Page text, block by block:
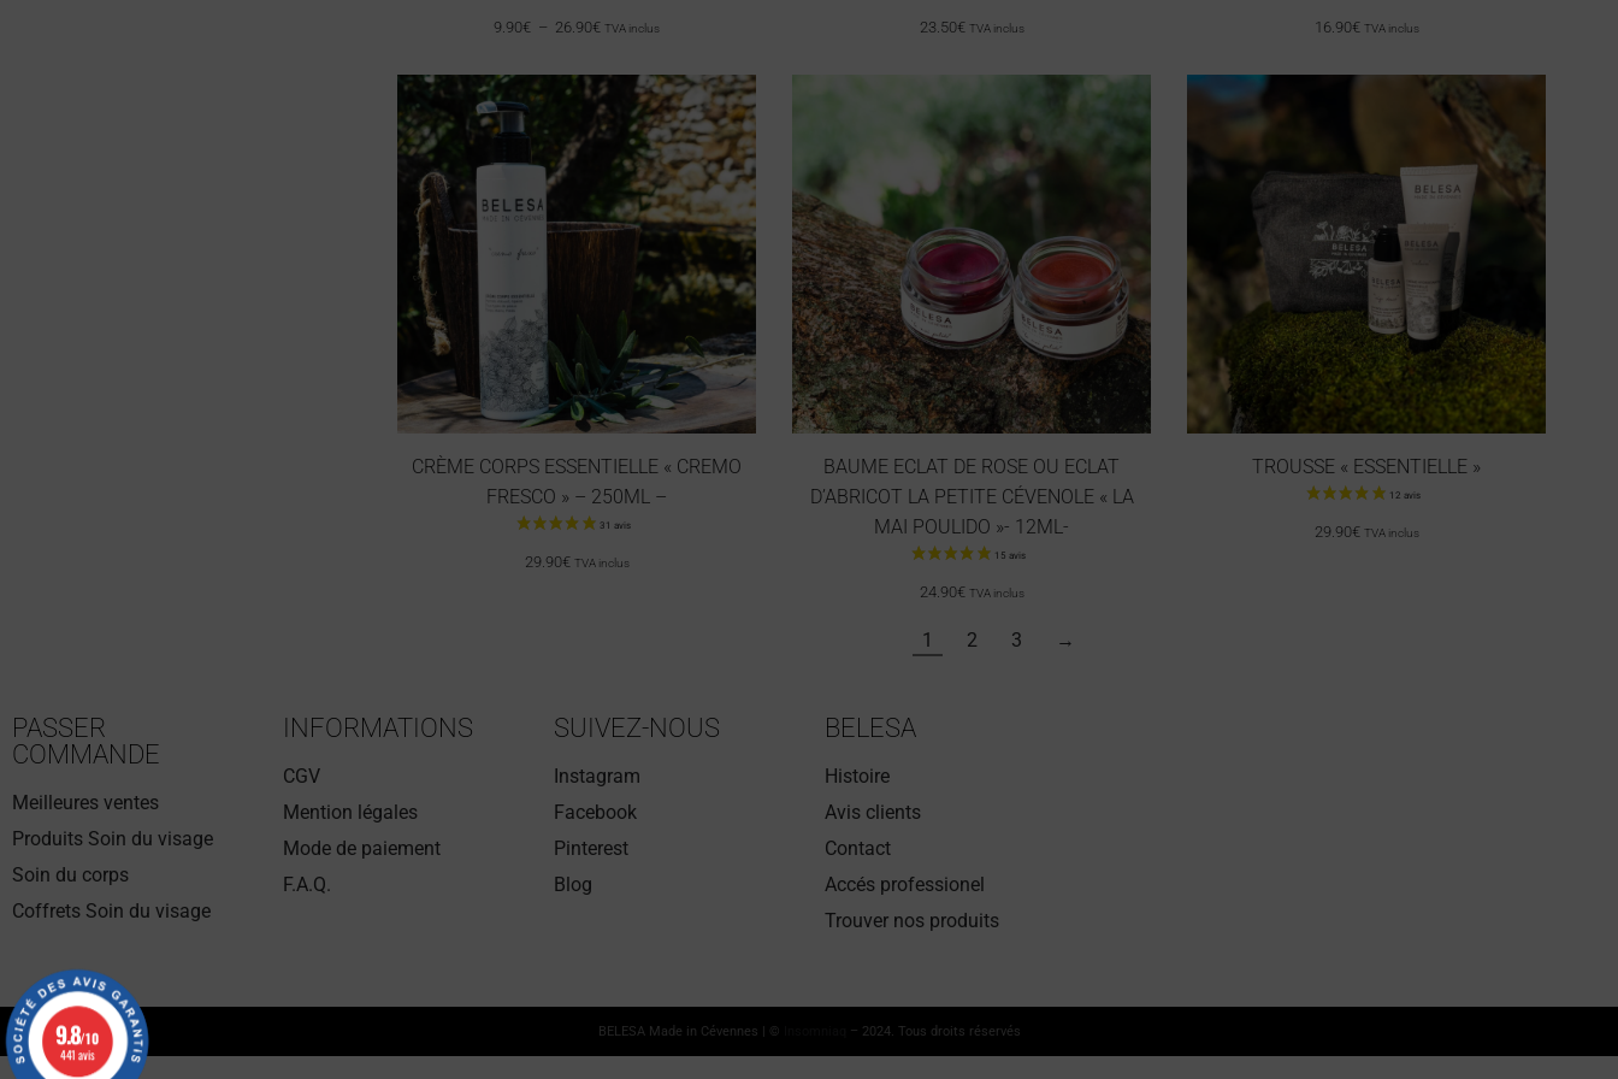
9.90€ – 26.90€ TVA inclus 23.50€ TVA inclus 16.90€ TVA inclus
CRÈME CORPS ESSENTIELLE « CREMO
FRESCO » – 250ML –
29.90€ TVA inclus
BAUME ECLAT DE ROSE OU ECLAT
D’ABRICOT LA PETITE CÉVENOLE « LA
MAI POULIDO »- 12ML-
24.90€ TVA inclus
TROUSSE « ESSENTIELLE »
29.90€ TVA inclus
1 2 3 →
PASSER
COMMANDE
Meilleures ventes
Produits Soin du visage
Soin du corps
Coffrets Soin du visage
INFORMATIONS
CGV
Mention légales
Mode de paiement
F.A.Q.
SUIVEZ-NOUS
Instagram
Facebook
Pinterest
Blog
BELESA
Histoire
Avis clients
Contact
Accés professionel
Trouver nos produits
BELESA Made in Cévennes | © – 2024. Tous droits réservés
9.8/10
441 avis
9.8/10
441 avis